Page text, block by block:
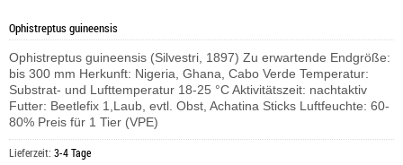
Ophistreptus guineensis
Ophistreptus guineensis (Silvestri, 1897) Zu erwartende Endgröße:
bis 300 mm Herkunft: Nigeria, Ghana, Cabo Verde Temperatur:
Substrat- und Lufttemperatur 18-25 °C Aktivitätszeit: nachtaktiv
Futter: Beetlefix 1,Laub, evtl. Obst, Achatina Sticks Luftfeuchte: 60-
80% Preis für 1 Tier (VPE)
Lieferzeit: 3-4 Tage